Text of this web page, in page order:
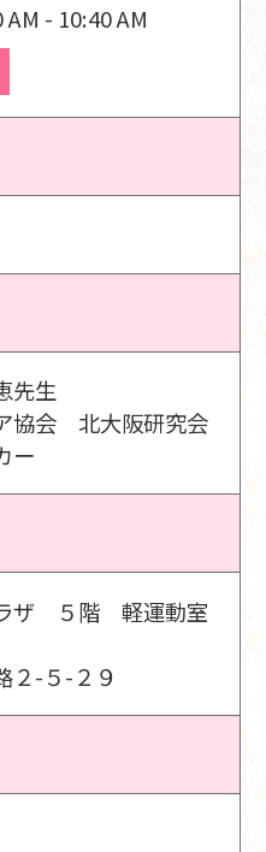
AM - 10:40 AM
先生
協会 北大阪研究会
ー
ザ ５階 軽運動室
２-５-２９